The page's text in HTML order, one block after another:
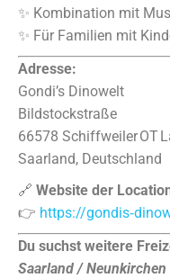
✨ Kombination mit
✨ Für Familien mit
Adresse:
Gondi’s Dinowelt
Bildstockstraße
66578 Schiffweiler OT
Saarland, Deutschland
🔗 Website der
👉 https://
Du suchst weitere
Saarland / Neunkirchen